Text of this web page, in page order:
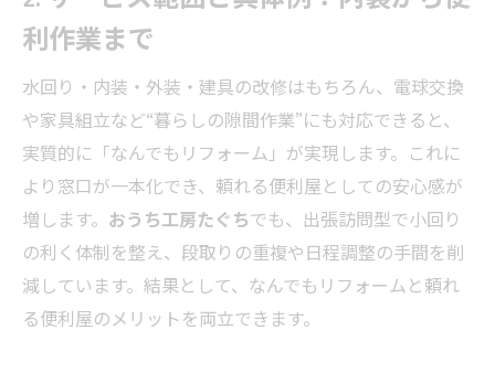
利作業まで
水回り・内装・外装・建具の改修はもちろん、電球交換
や家具組立など“暮らしの隙間作業”にも対応できると、
実質的に「なんでもリフォーム」が実現します。これに
より窓口が一本化でき、頼れる便利屋としての安心感が
増します。 おうち工房たぐちでも、出張訪問型で小回り
の利く体制を整え、段取りの重複や日程調整の手間を削
減しています。結果として、なんでもリフォームと頼れ
る便利屋のメリットを両立できます。